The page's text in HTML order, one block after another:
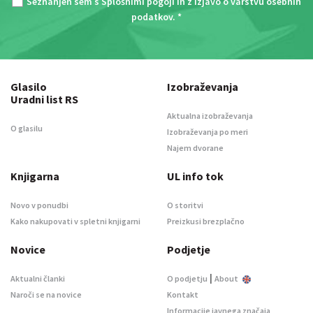
podatkov. *
Glasilo
Uradni list RS
O glasilu
Izobraževanja
Aktualna izobraževanja
Izobraževanja po meri
Najem dvorane
Knjigarna
Novo v ponudbi
Kako nakupovati v spletni knjigarni
UL info tok
O storitvi
Preizkusi brezplačno
Novice
Aktualni članki
Naroči se na novice
Podjetje
O podjetju | About
Kontakt
Informacije javnega značaja